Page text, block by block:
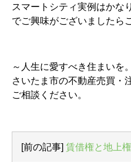
スマートシティ実例はかな
でご興味がございましたら
～人生に愛すべき住まいを
さいたま市の不動産売買・
ご相談ください。
[前の記事] 賃借権と地上